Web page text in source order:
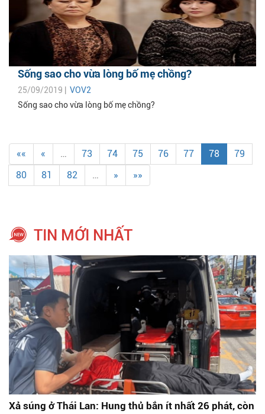
Sống sao cho vừa lòng bố mẹ chồng?
25/09/2019 | VOV2
Sống sao cho vừa lòng bố mẹ chồng?
«« « … 73 74 75 76 77 78
79
80
81 82 … » »»
TIN MỚI NHẤT
Xả súng ở Thái Lan: Hung thủ bắn ít nhất 26 phát, còn